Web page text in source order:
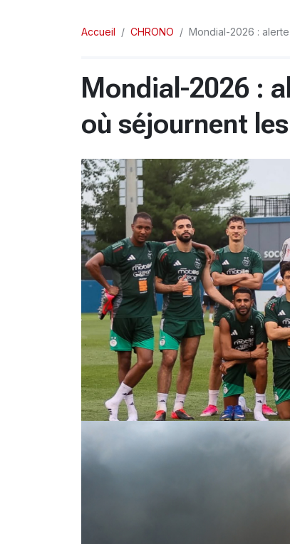
Accueil CHRONO Mondial-2026 :
Mondial-2026 :
où séjournent